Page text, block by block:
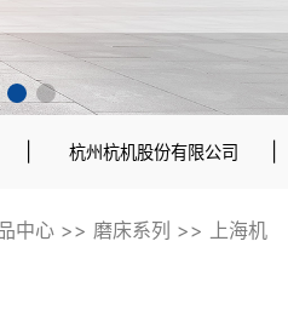
杭州杭机股份有限公司
厂有限公司 |
中心 >> 磨床系列 >> 上海机